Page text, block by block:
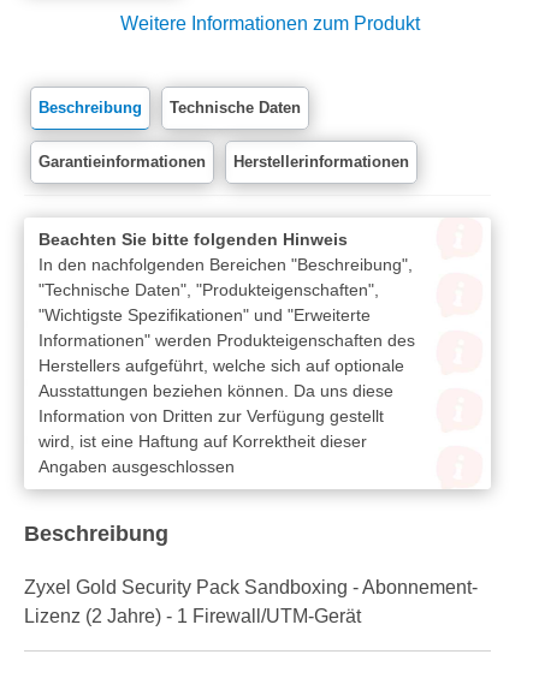
Weitere Informationen zum Produkt
Beschreibung Technische Daten
Garantieinformationen Herstellerinformationen
Beachten Sie bitte folgenden Hinweis
In den nachfolgenden Bereichen "Beschreibung",
"Technische Daten", "Produkteigenschaften",
"Wichtigste Spezifikationen" und "Erweiterte
Informationen" werden Produkteigenschaften des
Herstellers aufgeführt, welche sich auf optionale
Ausstattungen beziehen können. Da uns diese
Information von Dritten zur Verfügung gestellt
wird, ist eine Haftung auf Korrektheit dieser
Angaben ausgeschlossen
Beschreibung
Zyxel Gold Security Pack Sandboxing - Abonnement-
Lizenz (2 Jahre) - 1 Firewall/UTM-Gerät